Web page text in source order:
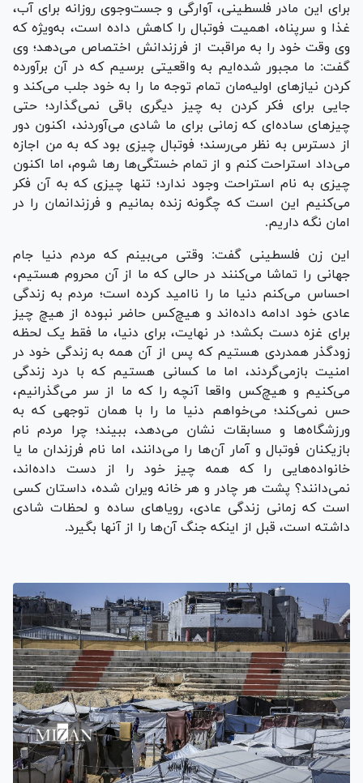
برای این مادر فلسطینی، آوارگی و جست‌وجوی روزانه برای آب،
غذا و سرپناه، اهمیت فوتبال را کاهش داده است، به‌ویژه که
وی وقت خود را به مراقبت از فرزندانش اختصاص می‌دهد؛ وی
گفت: ما مجبور شده‌ایم به واقعیتی برسیم که در آن برآورده
کردن نیاز‌های اولیه‌مان تمام توجه ما را به خود جلب می‌کند و
جایی برای فکر کردن به چیز دیگری باقی نمی‌گذارد؛ حتی
چیز‌های ساده‌ای که زمانی برای ما شادی می‌آوردند، اکنون دور
از دسترس به نظر می‌رسند؛ فوتبال چیزی بود که به من اجازه
می‌داد استراحت کنم و از تمام خستگی‌ها رها شوم، اما اکنون
چیزی به نام استراحت وجود ندارد؛ تنها چیزی که به آن فکر
می‌کنیم این است که چگونه زنده بمانیم و فرزندانمان را در
امان نگه داریم.
این زن فلسطینی گفت: وقتی می‌بینم که مردم دنیا جام
جهانی را تماشا می‌کنند در حالی که ما از آن محروم هستیم،
احساس می‌کنم دنیا ما را ناامید کرده است؛ مردم به زندگی
عادی خود ادامه داده‌اند و هیچ‌کس حاضر نبوده از هیچ چیز
برای غزه دست بکشد؛ در نهایت، برای دنیا، ما فقط یک لحظه
زودگذر همدردی هستیم که پس از آن همه به زندگی خود در
امنیت بازمی‌گردند، اما ما کسانی هستیم که با درد زندگی
می‌کنیم و هیچ‌کس واقعا آنچه را که ما از سر می‌گذرانیم،
حس نمی‌کند؛ می‌خواهم دنیا ما را با همان توجهی که به
ورزشگاه‌ها و مسابقات نشان می‌دهد، ببیند؛ چرا مردم نام
بازیکنان فوتبال و آمار آن‌ها را می‌دانند، اما نام فرزندان ما یا
خانواده‌هایی را که همه چیز خود را از دست داده‌اند،
نمی‌دانند؟ پشت هر چادر و هر خانه ویران شده، داستان کسی
است که زمانی زندگی عادی، رویا‌های ساده و لحظات شادی
داشته است، قبل از اینکه جنگ آن‌ها را از آنها بگیرد.